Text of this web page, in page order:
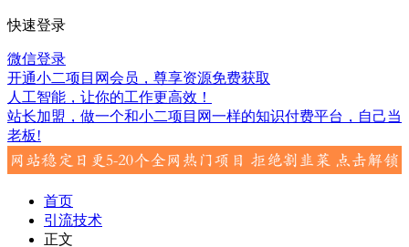
快速登录
微信登录
开通小二项目网会员，尊享资源免费获取
人工智能，让你的工作更高效！
站长加盟，做一个和小二项目网一样的知识付费平台，自己当
老板!
首页
引流技术
正文